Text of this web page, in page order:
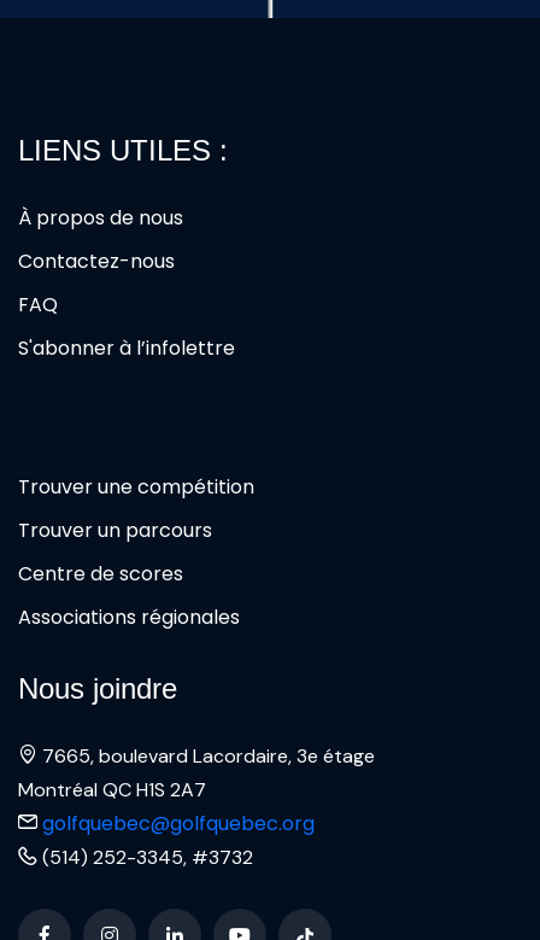
LIENS UTILES :
À propos de nous
Contactez-nous
FAQ
S'abonner à l’infolettre
Trouver une compétition
Trouver un parcours
Centre de scores
Associations régionales
Nous joindre
7665, boulevard Lacordaire, 3e étage
Montréal QC H1S 2A7
golfquebec@golfquebec.org
(514) 252-3345, #3732